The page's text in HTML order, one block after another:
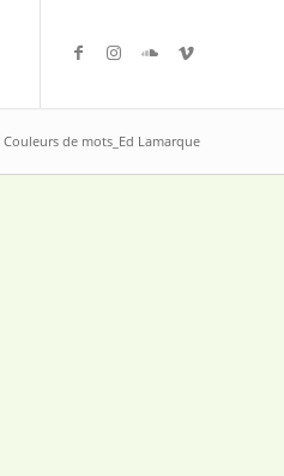
Couleurs de mots_Ed Lamarque